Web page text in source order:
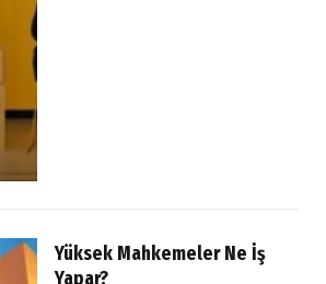
Yüksek Mahkemeler Ne İş
Yapar?